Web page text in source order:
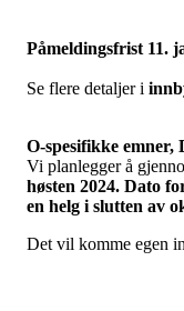
Påmeldingsfrist 11.
Se flere detaljer i
O-spesifikke emner,
Vi planlegger å
høsten 2024. Dato
en helg i slutten av
Det vil komme egen